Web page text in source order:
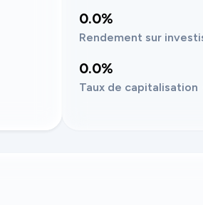
0.0%
Rendement sur
0.0%
Taux de capitalisation